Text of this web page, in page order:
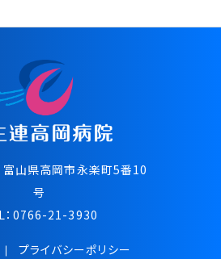
⼭県⾼岡市永楽町5番10
号
0766-21-3930
プライバシーポリシー